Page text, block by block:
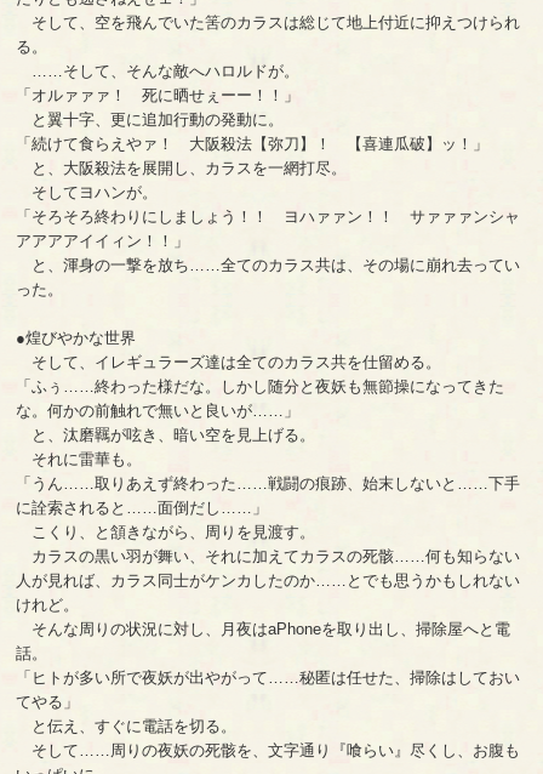
そして、空を飛んでいた筈のカラスは総じて地上付近に抑えつけられ
る。
……そして、そんな敵へハロルドが。
「オルァァァ！ 死に晒せぇーー！！」
と翼十字、更に追加行動の発動に。
「続けて食らえやァ！ 大阪殺法【弥刀】！ 【喜連瓜破】ッ！」
と、大阪殺法を展開し、カラスを一網打尽。
そしてヨハンが。
「そろそろ終わりにしましょう！！ ヨハァァン！！ サァァァンシャ
アアアアイイィン！！」
と、渾身の一撃を放ち……全てのカラス共は、その場に崩れ去ってい
った。
●煌びやかな世界
そして、イレギュラーズ達は全てのカラス共を仕留める。
「ふぅ……終わった様だな。しかし随分と夜妖も無節操になってきた
な。何かの前触れで無いと良いが……」
と、汰磨羈が呟き、暗い空を見上げる。
それに雷華も。
「うん……取りあえず終わった……戦闘の痕跡、始末しないと……下手
に詮索されると……面倒だし……」
こくり、と頷きながら、周りを見渡す。
カラスの黒い羽が舞い、それに加えてカラスの死骸……何も知らない
人が見れば、カラス同士がケンカしたのか……とでも思うかもしれない
けれど。
そんな周りの状況に対し、月夜はaPhoneを取り出し、掃除屋へと電
話。
「ヒトが多い所で夜妖が出やがって……秘匿は任せた、掃除はしておい
てやる」
と伝え、すぐに電話を切る。
そして……周りの夜妖の死骸を、文字通り『喰らい』尽くし、お腹も